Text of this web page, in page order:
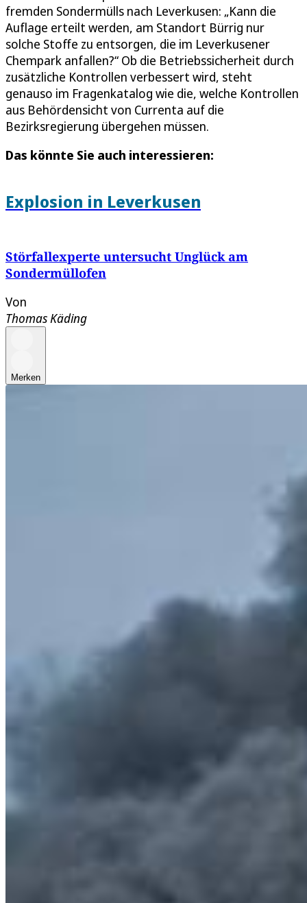
fremden Sondermülls nach Leverkusen: „Kann die
Auflage erteilt werden, am Standort Bürrig nur
solche Stoffe zu entsorgen, die im Leverkusener
Chempark anfallen?“ Ob die Betriebssicherheit durch
zusätzliche Kontrollen verbessert wird, steht
genauso im Fragenkatalog wie die, welche Kontrollen
aus Behördensicht von Currenta auf die
Bezirksregierung übergehen müssen.
Das könnte Sie auch interessieren:
Explosion in Leverkusen
Störfallexperte untersucht Unglück am
Sondermüllofen
Von
Thomas Käding
Merken